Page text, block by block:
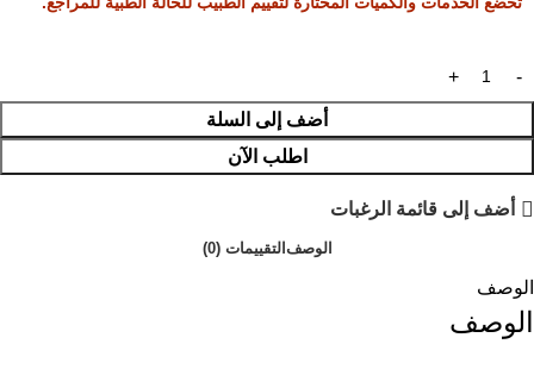
أضف إلى السلة
اطلب الآن
أضف إلى قائمة الرغبات
الوصف التقييمات (0)
الوصف
الوصف